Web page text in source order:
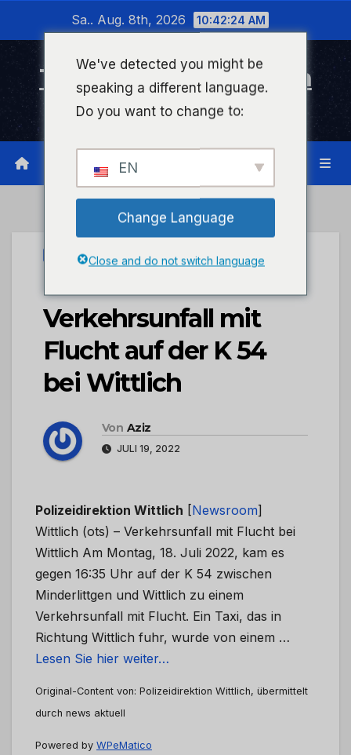
wechseln
Sa.. Aug. 8th, 2026 10:42:25 AM
Timeline Bad Kreuznach
Infonetzwerk für Bad Kreuznach
UNCATEGORIZED
POL-PDWIL:
Verkehrsunfall mit
Flucht auf der K 54
bei Wittlich
Von Aziz
JULI 19, 2022
Polizeidirektion Wittlich [Newsroom]
Wittlich (ots) – Verkehrsunfall mit Flucht bei
Wittlich Am Montag, 18. Juli 2022, kam es
gegen 16:35 Uhr auf der K 54 zwischen
Minderlittgen und Wittlich zu einem
Verkehrsunfall mit Flucht. Ein Taxi, das in
Richtung Wittlich fuhr, wurde von einem …
Lesen Sie hier weiter…
Original-Content von: Polizeidirektion Wittlich, übermittelt
durch news aktuell
Powered by WPeMatico
We've detected you might be
speaking a different language.
Do you want to change to:
EN
Change Language
Close and do not switch language